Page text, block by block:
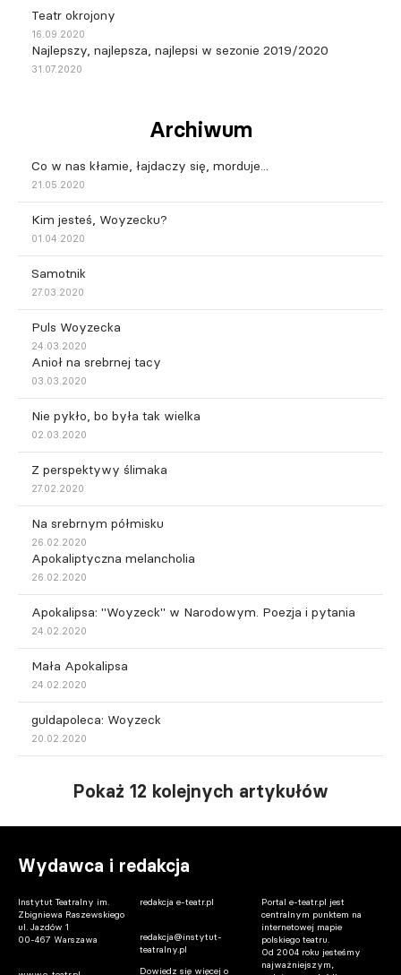
Teatr okrojony
16.09.2020
Najlepszy, najlepsza, najlepsi w sezonie 2019/2020
31.07.2020
Archiwum
Co w nas kłamie, łajdaczy się, morduje...
21.05.2020
Kim jesteś, Woyzecku?
01.04.2020
Samotnik
27.03.2020
Puls Woyzecka
24.03.2020
Anioł na srebrnej tacy
03.03.2020
Nie pykło, bo była tak wielka
02.03.2020
Z perspektywy ślimaka
27.02.2020
Na srebrnym półmisku
26.02.2020
Apokaliptyczna melancholia
26.02.2020
Apokalipsa: "Woyzeck" w Narodowym. Poezja i pytania
24.02.2020
Mała Apokalipsa
24.02.2020
guldapoleca: Woyzeck
20.02.2020
Pokaż 12 kolejnych artykułów
Wydawca i redakcja
Instytut Teatralny im.
Zbigniewa Raszewskiego
ul. Jazdów 1
00-467 Warszawa
redakcja e-teatr.pl
redakcja@instytut-
teatralny.pl
Dowiedz się więcej o
Portal e-teatr.pl jest
centralnym punktem na
internetowej mapie
polskiego teatru.
Od 2004 roku jesteśmy
najważniejszym,